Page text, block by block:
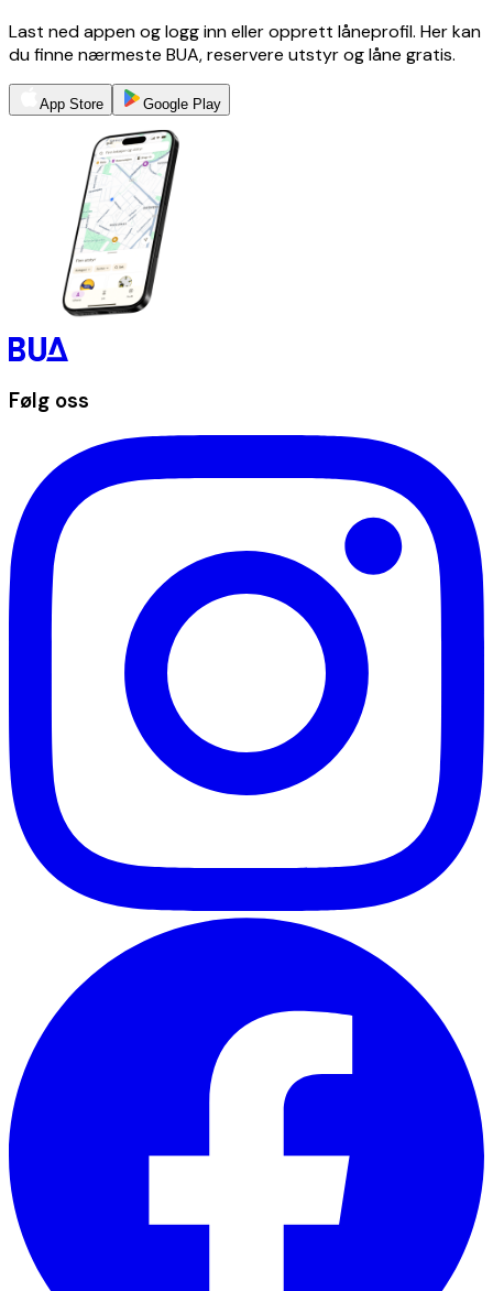
Last ned appen og logg inn eller opprett låneprofil. Her kan
du finne nærmeste BUA, reservere utstyr og låne gratis.
App Store Google Play
Følg oss